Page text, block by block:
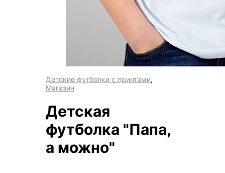
Детские футболки с принтами,
Магазин
Детская
футболка "Папа,
а можно"